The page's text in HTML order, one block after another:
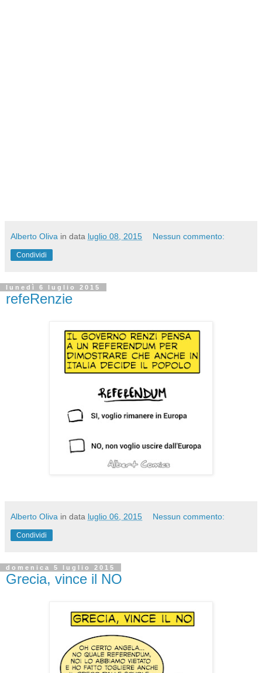
Alberto Oliva in data luglio 08, 2015 Nessun commento:
Condividi
lunedì 6 luglio 2015
refeRenzie
Alberto Oliva in data luglio 06, 2015 Nessun commento:
Condividi
domenica 5 luglio 2015
Grecia, vince il NO